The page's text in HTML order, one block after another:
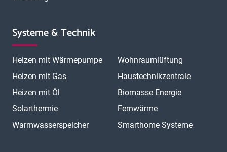
Systeme & Technik
Heizen mit Wärmepumpe
Heizen mit Gas
Heizen mit Öl
Solarthermie
Warmwasserspeicher
Wohnraumlüftung
Haustechnikzentrale
Biomasse Energie
Fernwärme
Smarthome Systeme